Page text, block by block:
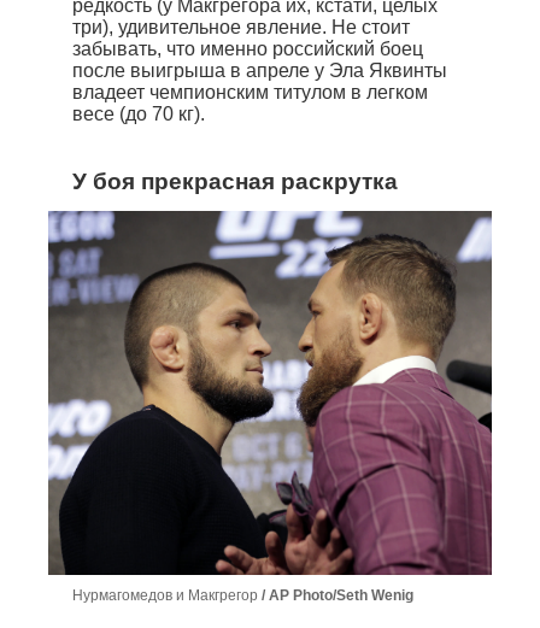
редкость (у Макгрегора их, кстати, целых
три), удивительное явление. Не стоит
забывать, что именно российский боец
после выигрыша в апреле у Эла Яквинты
владеет чемпионским титулом в легком
весе (до 70 кг).
У боя прекрасная раскрутка
Нурмагомедов и Макгрегор AP Photo/Seth Wenig